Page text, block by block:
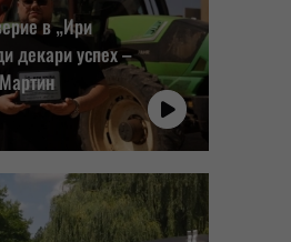
в „Ири
декари успех –